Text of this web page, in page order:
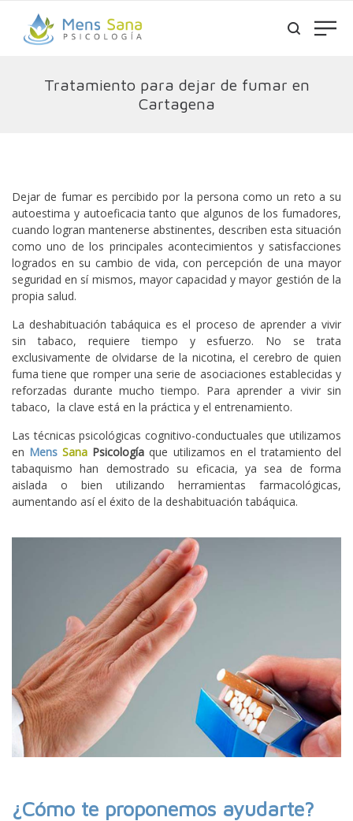
Tratamiento para dejar de fumar en
Cartagena
Dejar de fumar es percibido por la persona como un reto a su
autoestima y autoeficacia tanto que algunos de los fumadores,
cuando logran mantenerse abstinentes, describen esta situación
como uno de los principales acontecimientos y satisfacciones
logrados en su cambio de vida, con percepción de una mayor
seguridad en sí mismos, mayor capacidad y mayor gestión de la
propia salud.
La deshabituación tabáquica es el proceso de aprender a vivir
sin tabaco, requiere tiempo y esfuerzo. No se trata
exclusivamente de olvidarse de la nicotina, el cerebro de quien
fuma tiene que romper una serie de asociaciones establecidas y
reforzadas durante mucho tiempo. Para aprender a vivir sin
tabaco, la clave está en la práctica y el entrenamiento.
Las técnicas psicológicas cognitivo-conductuales que utilizamos
en Mens Sana Psicología que utilizamos en el tratamiento del
tabaquismo han demostrado su eficacia, ya sea de forma
aislada o bien utilizando herramientas farmacológicas,
aumentando así el éxito de la deshabituación tabáquica.
¿Cómo te proponemos ayudarte?